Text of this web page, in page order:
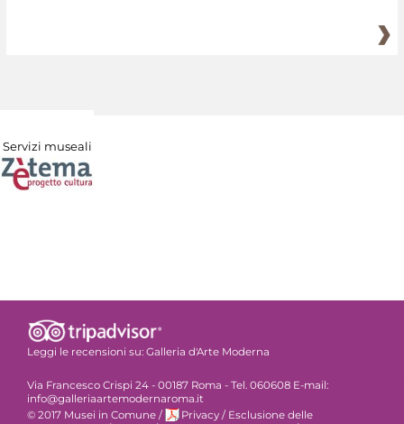
Servizi museali
Leggi le recensioni su: Galleria d'Arte Moderna
Via Francesco Crispi 24 - 00187 Roma - Tel. 060608 E-mail:
info@galleriaartemodernaroma.it
© 2017 Musei in Comune / Privacy / Esclusione delle